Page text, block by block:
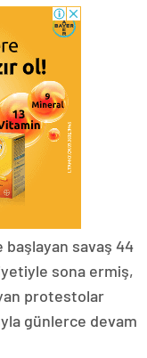
başlayan savaş 44
sona ermiş,
protestolar
günlerce devam